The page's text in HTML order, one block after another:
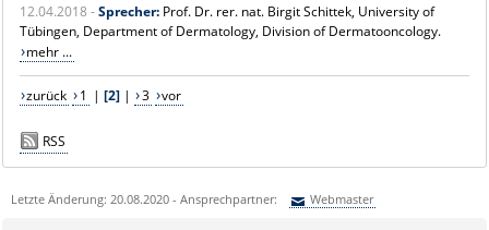
12.04.2018 -Sprecher:Prof. Dr. rer. nat. Birgit Schittek, University of
Tübingen, Department of Dermatology, Division of Dermatooncology.
mehr ...
zurück 1 | [2]| 3 vor
RSS
Letzte Änderung: 20.08.2020 - Ansprechpartner: Webmaster